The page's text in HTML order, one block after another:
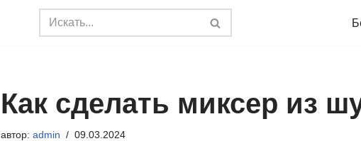
Как сделать миксер из
автор: admin 09.03.2024